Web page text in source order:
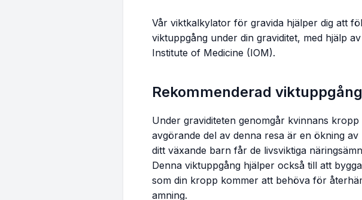
Vecka 19 171.8 - 176.5 lbs
Vecka 20 172.7 - 177.7 lbs
Vecka 21 173.6 - 178.8 lbs
Vecka 22 174.5 - 179.9 lbs
Vecka 23 175.3 - 181.0 lbs
Vecka 24 176.2 - 182.2 lbs
Vår viktkalkylator för gravida hjälper dig att
viktuppgång under din graviditet, med hjälp
Institute of Medicine (IOM).
Rekommenderad
Under graviditeten genomgår kvinnans
avgörande del av denna resa är en ökning
ditt växande barn får de livsviktiga
Denna viktuppgång hjälper också till att
som din kropp kommer att behöva för
amning.